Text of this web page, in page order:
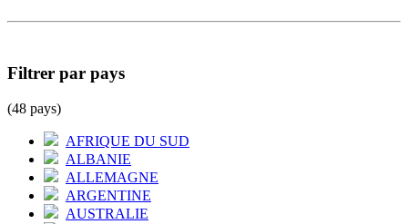
Filtrer par pays
(48 pays)
AFRIQUE DU SUD
ALBANIE
ALLEMAGNE
ARGENTINE
AUSTRALIE